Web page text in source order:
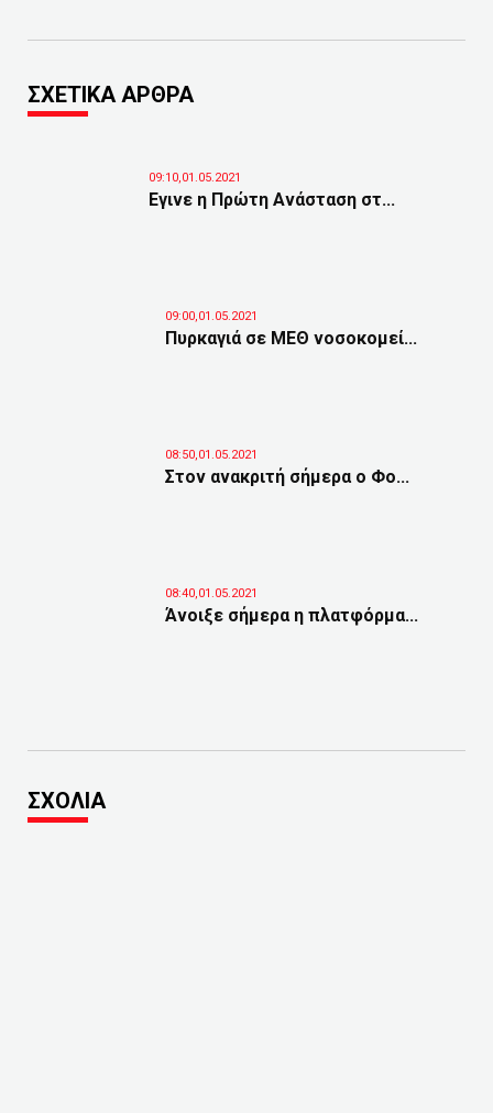
ΣΧΕΤΙΚΑ ΑΡΘΡΑ
09:10,01.05.2021
Εγινε η Πρώτη Ανάσταση στ...
09:00,01.05.2021
Πυρκαγιά σε ΜΕΘ νοσοκομεί...
08:50,01.05.2021
Στον ανακριτή σήμερα ο Φο...
08:40,01.05.2021
Άνοιξε σήμερα η πλατφόρμα...
ΣΧΟΛΙΑ